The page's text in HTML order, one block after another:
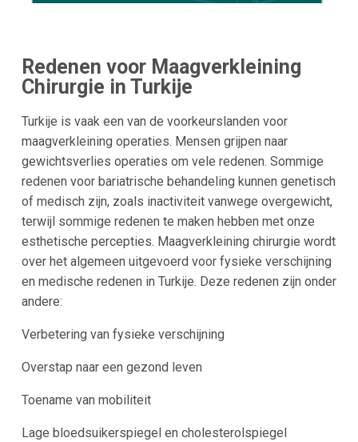
Redenen voor Maagverkleining
Chirurgie in Turkije
Turkije is vaak een van de voorkeurslanden voor
maagverkleining operaties. Mensen grijpen naar
gewichtsverlies operaties om vele redenen. Sommige
redenen voor bariatrische behandeling kunnen genetisch
of medisch zijn, zoals inactiviteit vanwege overgewicht,
terwijl sommige redenen te maken hebben met onze
esthetische percepties. Maagverkleining chirurgie wordt
over het algemeen uitgevoerd voor fysieke verschijning
en medische redenen in Turkije. Deze redenen zijn onder
andere:
Verbetering van fysieke verschijning
Overstap naar een gezond leven
Toename van mobiliteit
Lage bloedsuikerspiegel en cholesterolspiegel